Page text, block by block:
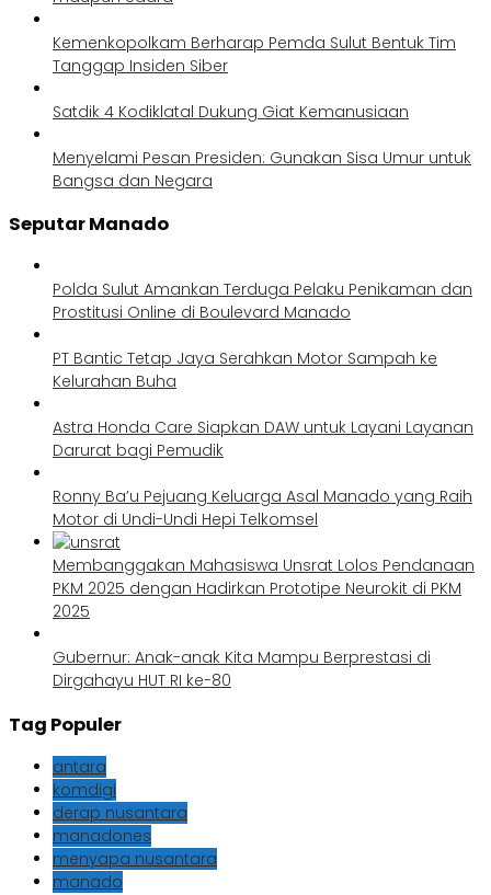
Kemenkopolkam Berharap Pemda Sulut Bentuk Tim
Tanggap Insiden Siber
Satdik 4 Kodiklatal Dukung Giat Kemanusiaan
Menyelami Pesan Presiden: Gunakan Sisa Umur untuk
Bangsa dan Negara
Seputar Manado
Polda Sulut Amankan Terduga Pelaku Penikaman dan
Prostitusi Online di Boulevard Manado
PT Bantic Tetap Jaya Serahkan Motor Sampah ke
Kelurahan Buha
Astra Honda Care Siapkan DAW untuk Layani Layanan
Darurat bagi Pemudik
Ronny Ba’u Pejuang Keluarga Asal Manado yang Raih
Motor di Undi-Undi Hepi Telkomsel
Membanggakan Mahasiswa Unsrat Lolos Pendanaan
PKM 2025 dengan Hadirkan Prototipe Neurokit di PKM
2025
Gubernur: Anak-anak Kita Mampu Berprestasi di
Dirgahayu HUT RI ke-80
Tag Populer
antara
komdigi
derap nusantara
manadones
menyapa nusantara
manado